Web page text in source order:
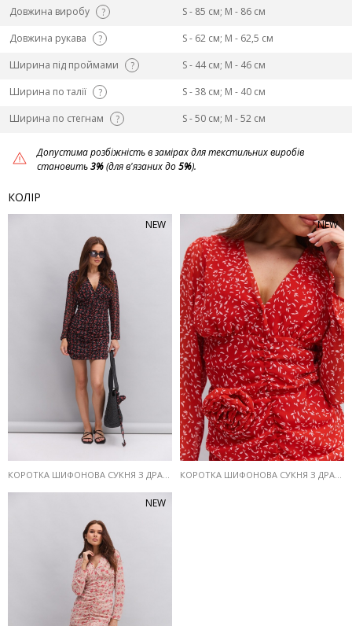
Довжина виробу
?
S - 85 см; M - 86 см
Довжина рукава
?
S - 62 см; M - 62,5 см
Ширина під проймами
?
S - 44 см; M - 46 см
Ширина по талії
?
S - 38 см; M - 40 см
Ширина по стегнам
? S - 50 см; M - 52 см
Допустима розбіжність в замірах для текстильних виробів
становить3%(для в'язаних до5%).
КОЛІР
NEW
КОРОТКА ШИФОНОВА СУКНЯ З ДРАПІРУВАННЯМ ЧОРНА З КВІТКОВИМ ПРИНТОМ
NEW
КОРОТКА ШИФОНОВА СУКНЯ З ДРАПІРУВАННЯМ ЧЕРВОНА З РОСЛИННИМ ПРИНТОМ
NEW